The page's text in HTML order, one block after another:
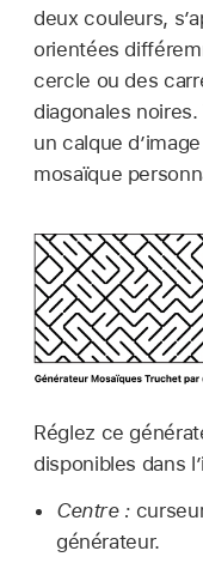
deux couleurs,
orientées
cercle ou des
diagonales
un calque
mosaïque
Réglez ce
disponibles dans
Centre :
générateur.